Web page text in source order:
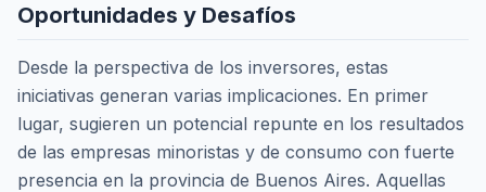
Oportunidades y Desafíos
Desde la perspectiva de los inversores, estas
iniciativas generan varias implicaciones. En primer
lugar, sugieren un potencial repunte en los resultados
de las empresas minoristas y de consumo con fuerte
presencia en la provincia de Buenos Aires. Aquellas